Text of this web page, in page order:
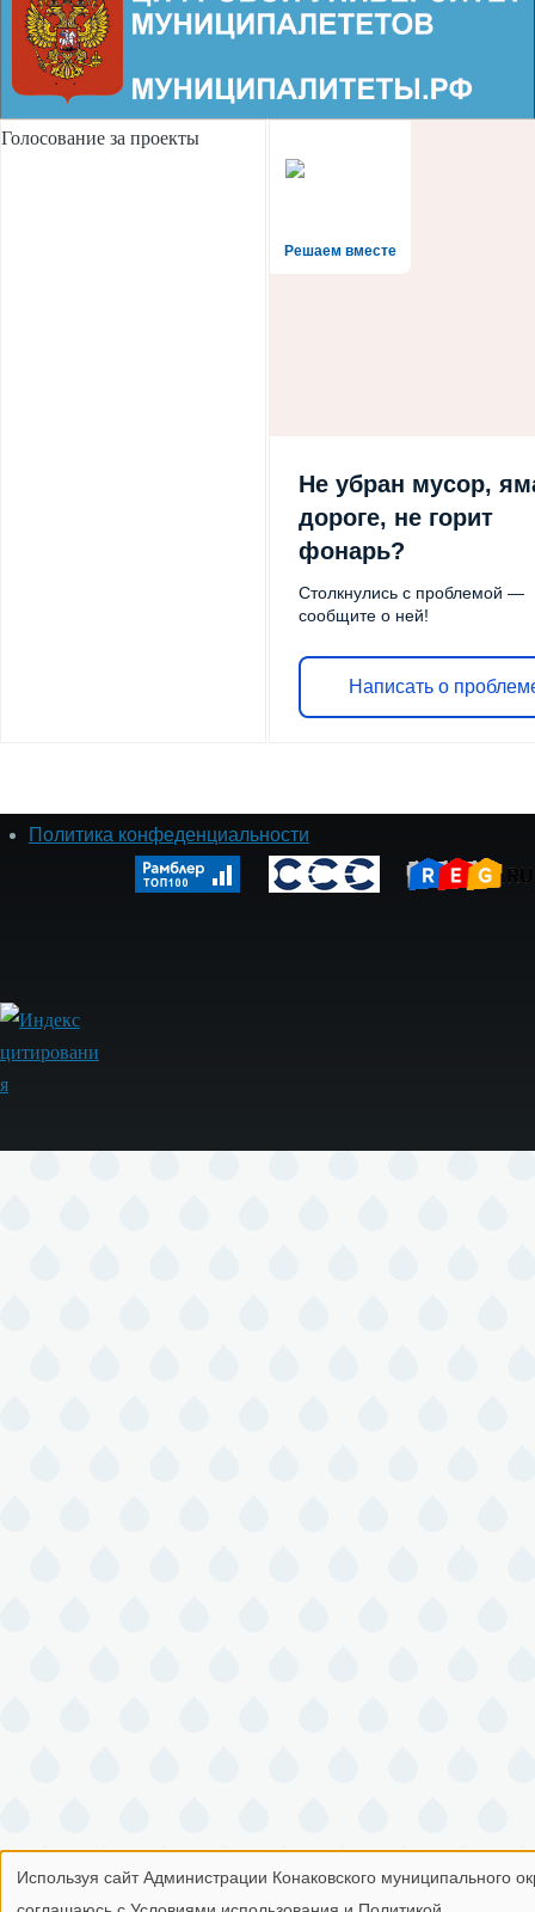
Голосование за проекты
Решаем вместе
Не убран мусор,
дороге, не горит
фонарь?
Столкнулись с проблемой —
сообщите о ней!
Написать о
FooterПолитика конфеденциальности
Использование
Используя сайт Администрации Конаковского муниципального